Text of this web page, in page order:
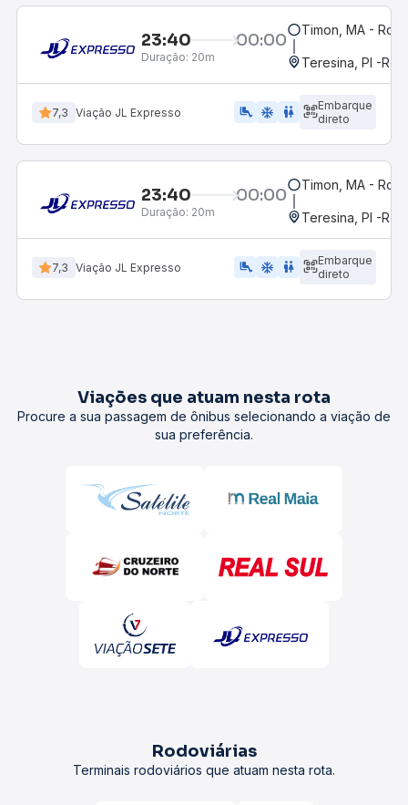
23:40 00:00
Duração: 20m
Timon, MA -
Teresina, PI -
7,3 Viação JL Expresso airline_seat_legroom_extra ac_unit WC
Embarque
direto
23:40 00:00
Duração: 20m
Timon, MA -
Teresina, PI -
7,3 Viação JL Expresso airline_seat_legroom_extra ac_unit wc
Embarque
direto
Viações que atuam nesta rota
Procure a sua passagem de ônibus selecionando a viação de
sua preferência.
Rodoviárias
Terminais rodoviários que atuam nesta rota.